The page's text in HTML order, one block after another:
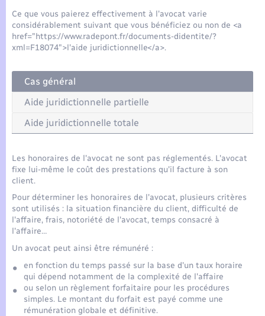
Transports
Voirie et espace public
Ce que vous paierez effectivement à l'avocat varie
considérablement suivant que vous bénéficiez ou non de <a
href="https://www.radepont.fr/documents-didentite/?
xml=F18074">l'aide juridictionnelle</a>.
Cas général
Aide juridictionnelle partielle
Aide juridictionnelle totale
Les honoraires de l'avocat ne sont pas réglementés. L'avocat
fixe lui-même le coût des prestations qu'il facture à son
client.
Pour déterminer les honoraires de l'avocat, plusieurs critères
sont utilisés : la situation financière du client, difficulté de
l'affaire, frais, notoriété de l'avocat, temps consacré à
l'affaire…
Un avocat peut ainsi être rémunéré :
en fonction du temps passé sur la base d'un taux horaire
qui dépend notamment de la complexité de l'affaire
ou selon un règlement forfaitaire pour les procédures
simples. Le montant du forfait est payé comme une
rémunération globale et définitive.